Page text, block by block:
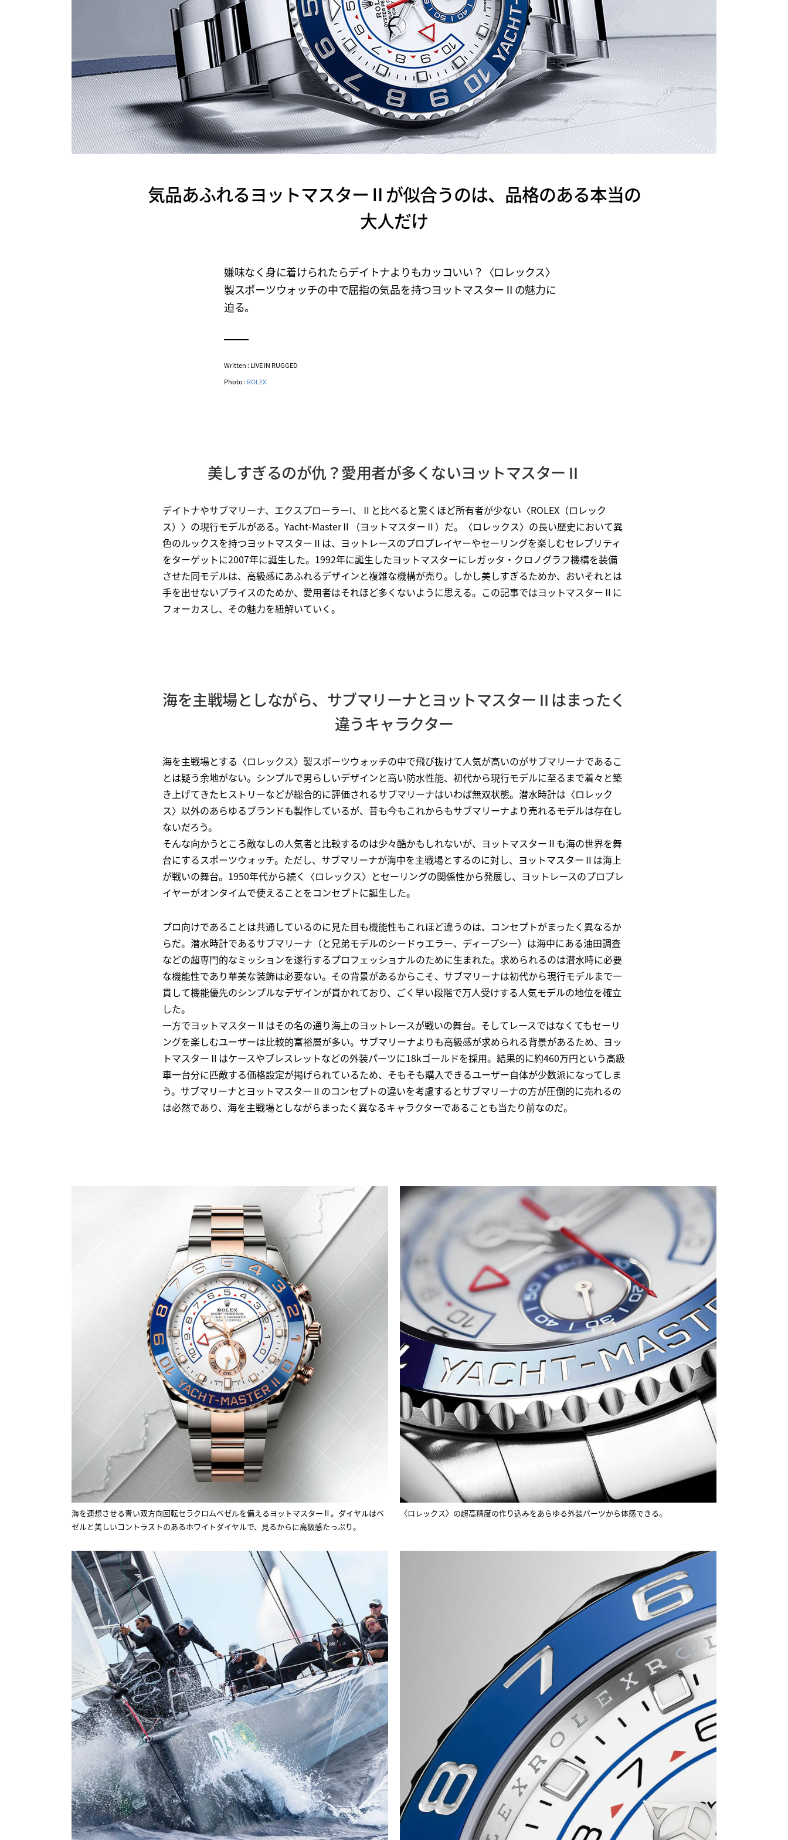
気品あふれるヨットマスターⅡが似合うのは、品格のある本当の
大人だけ
嫌味なく身に着けられたらデイトナよりもカッコいい？〈ロレックス〉
製スポーツウォッチの中で屈指の気品を持つヨットマスターⅡの魅力に
迫る。
Written : LIVE IN RUGGED
Photo :ROLEX
美しすぎるのが仇？愛用者が多くないヨットマスターⅡ
デイトナやサブマリーナ、エクスプローラーI、Ⅱと比べると驚くほど所有者が少ない〈ROLEX（ロレック
ス）〉の現行モデルがある。Yacht-MasterⅡ（ヨットマスターⅡ）だ。〈ロレックス〉の長い歴史において異
色のルックスを持つヨットマスターⅡは、ヨットレースのプロプレイヤーやセーリングを楽しむセレブリティ
をターゲットに2007年に誕生した。1992年に誕生したヨットマスターにレガッタ・クロノグラフ機構を装備
させた同モデルは、高級感にあふれるデザインと複雑な機構が売り。しかし美しすぎるためか、おいそれとは
手を出せないプライスのためか、愛用者はそれほど多くないように思える。この記事ではヨットマスターⅡに
フォーカスし、その魅力を紐解いていく。
海を主戦場としながら、サブマリーナとヨットマスターⅡはまったく
違うキャラクター
海を主戦場とする〈ロレックス〉製スポーツウォッチの中で飛び抜けて人気が高いのがサブマリーナであるこ
とは疑う余地がない。シンプルで男らしいデザインと高い防水性能、初代から現行モデルに至るまで着々と築
き上げてきたヒストリーなどが総合的に評価されるサブマリーナはいわば無双状態。潜水時計は〈ロレック
ス〉以外のあらゆるブランドも製作しているが、昔も今もこれからもサブマリーナより売れるモデルは存在し
ないだろう。
そんな向かうところ敵なしの人気者と比較するのは少々酷かもしれないが、ヨットマスターⅡも海の世界を舞
台にするスポーツウォッチ。ただし、サブマリーナが海中を主戦場とするのに対し、ヨットマスターⅡは海上
が戦いの舞台。1950年代から続く〈ロレックス〉とセーリングの関係性から発展し、ヨットレースのプロプレ
イヤーがオンタイムで使えることをコンセプトに誕生した。
プロ向けであることは共通しているのに見た目も機能性もこれほど違うのは、コンセプトがまったく異なるか
らだ。潜水時計であるサブマリーナ（と兄弟モデルのシードゥエラー、ディープシー）は海中にある油田調査
などの超専門的なミッションを遂行するプロフェッショナルのために生まれた。求められるのは潜水時に必要
な機能性であり華美な装飾は必要ない。その背景があるからこそ、サブマリーナは初代から現行モデルまで一
貫して機能優先のシンプルなデザインが貫かれており、ごく早い段階で万人受けする人気モデルの地位を確立
した。
一方でヨットマスターⅡはその名の通り海上のヨットレースが戦いの舞台。そしてレースではなくてもセーリ
ングを楽しむユーザーは比較的富裕層が多い。サブマリーナよりも高級感が求められる背景があるため、ヨッ
トマスターⅡはケースやブレスレットなどの外装パーツに18kゴールドを採用。結果的に約460万円という高級
車一台分に匹敵する価格設定が掲げられているため、そもそも購入できるユーザー自体が少数派になってしま
う。サブマリーナとヨットマスターⅡのコンセプトの違いを考慮するとサブマリーナの方が圧倒的に売れるの
は必然であり、海を主戦場としながらまったく異なるキャラクターであることも当たり前なのだ。
海を連想させる青い双方向回転セラクロムベゼルを備えるヨットマスターⅡ。ダイヤルはベ
ゼルと美しいコントラストのあるホワイトダイヤルで、見るからに高級感たっぷり。
〈ロレックス〉の超高精度の作り込みをあらゆる外装パーツから体感できる。